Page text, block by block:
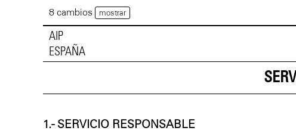
8 cambios mostrar
AIP
ESPAÑA
1.- SERVICIO RESPONSABLE